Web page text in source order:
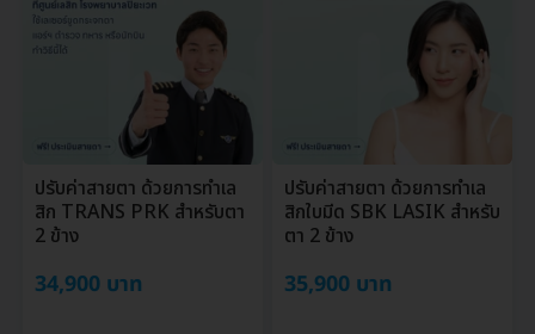
ปรับค่าสายตา ด้วยการทำเล
สิก TRANS PRK สำหรับตา
2 ข้าง
34,900 บาท
ปรับค่าสายตา ด้วยการทำเล
สิกใบมีด SBK LASIK สำหรับ
ตา 2 ข้าง
35,900 บาท